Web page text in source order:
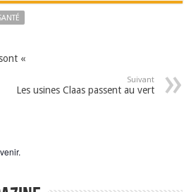
«
Suivant
Les usines Claas passent au vert